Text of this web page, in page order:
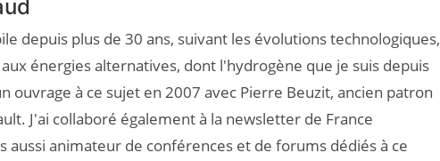
depuis plus de 30 ans, suivant les évolutions technologiques,
énergies alternatives, dont l'hydrogène que je suis depuis
ouvrage à ce sujet en 2007 avec Pierre Beuzit, ancien patron
J'ai collaboré également à la newsletter de France
aussi animateur de conférences et de forums dédiés à ce